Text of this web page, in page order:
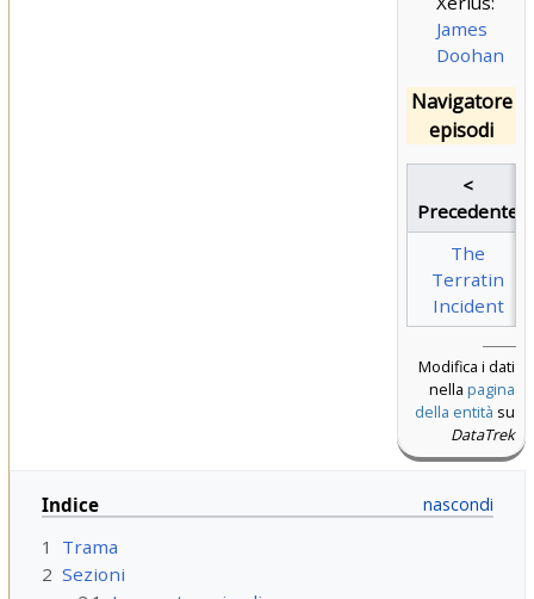
James
Doohan
Navigatore
episodi
<
Precedente
The
Terratin
Incident
Modifica i dati
nella pagina
della entità su
DataTrek
Indice
1
Trama
2 Sezioni